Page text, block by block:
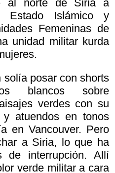
al norte de Siria a
Estado Islámico y
Femeninas de
unidad militar kurda
solía posar con shorts
blancos sobre
verdes con su
atuendos en tonos
en Vancouver. Pero
a Siria, lo que ha
de interrupción. Allí
verde militar a cara